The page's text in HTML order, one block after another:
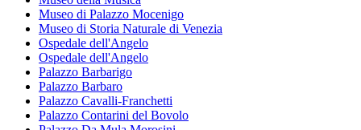
Museo di Palazzo Mocenigo
Museo di Storia Naturale di Venezia
Ospedale dell'Angelo
Ospedale dell'Angelo
Palazzo Barbarigo
Palazzo Barbaro
Palazzo Cavalli-Franchetti
Palazzo Contarini del Bovolo